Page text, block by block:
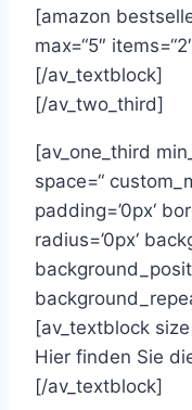
[amazon
max=“5″
[/av_textblock]
[/av_two_third]
[av_one_third
space=“
padding=’0px‘
radius=’0px‘
[av_textblock
Hier finden Sie
[/av_textblock]